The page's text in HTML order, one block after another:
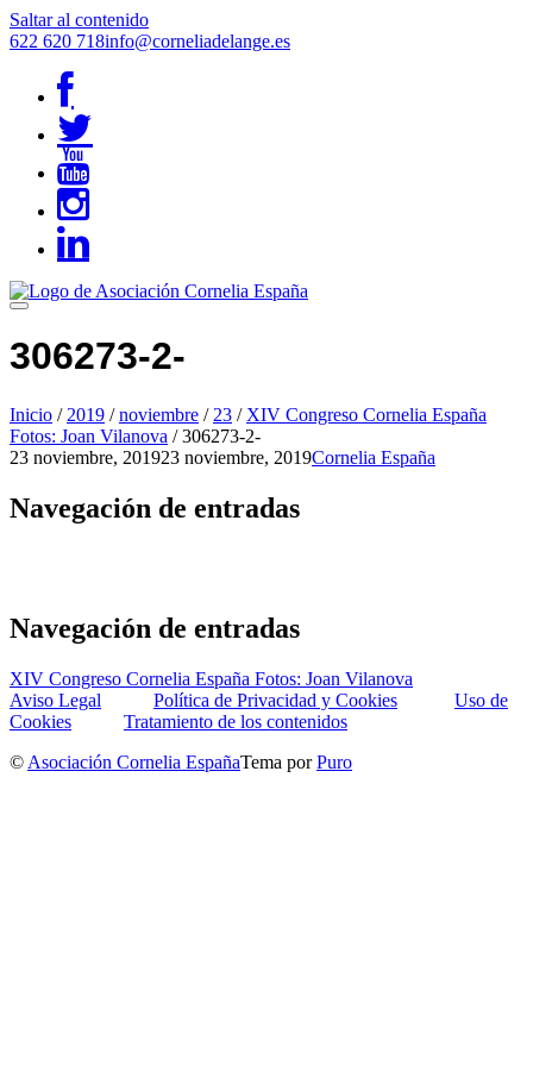
Saltar al contenido
622 620 718info@corneliadelange.es
306273-2-
Inicio / 2019 / noviembre / 23 / XIV Congreso Cornelia España
Fotos: Joan Vilanova / 306273-2-
23 noviembre, 201923 noviembre, 2019Cornelia España
Navegación de entradas
Navegación de entradas
XIV Congreso Cornelia España Fotos: Joan Vilanova
Aviso Legal
Política de Privacidad y Cookies
Uso de
Cookies
Tratamiento de los contenidos
© Asociación Cornelia EspañaTema porPuro